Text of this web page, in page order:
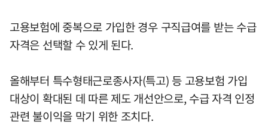
고용보험에 중복으로 가입한 경우 구직급여를 받는 수급
자격은 선택할 수 있게 된다.
올해부터 특수형태근로종사자(특고) 등 고용보험 가입
대상이 확대된 데 따른 제도 개선안으로, 수급 자격 인정
관련 불이익을 막기 위한 조치다.